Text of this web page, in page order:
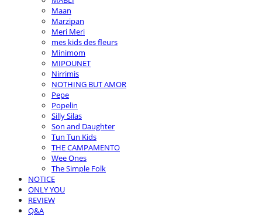
Maan
Marzipan
Meri Meri
mes kids des fleurs
Minimom
MIPOUNET
Nirrimis
NOTHING BUT AMOR
Pepe
Popelin
Silly Silas
Son and Daughter
Tun Tun Kids
THE CAMPAMENTO
Wee Ones
The Simple Folk
NOTICE
ONLY YOU
REVIEW
Q&A